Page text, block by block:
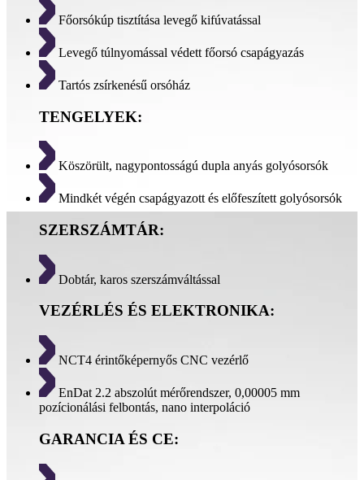
Főorsókúp tisztítása levegő kifúvatással
Levegő túlnyomással védett főorsó csapágyazás
Tartós zsírkenésű orsóház
TENGELYEK:
Köszörült, nagypontosságú dupla anyás golyósorsók
Mindkét végén csapágyazott és előfeszített golyósorsók
SZERSZÁMTÁR:
Dobtár, karos szerszámváltással
VEZÉRLÉS ÉS ELEKTRONIKA:
NCT4 érintőképernyős CNC vezérlő
EnDat 2.2 abszolút mérőrendszer, 0,00005 mm
pozícionálási felbontás, nano interpoláció
GARANCIA ÉS CE: